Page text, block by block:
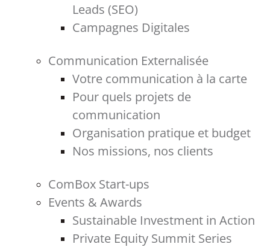
Leads (SEO)
Campagnes Digitales
Communication Externalisée
Votre communication à la carte
Pour quels projets de
communication
Organisation pratique et budget
Nos missions, nos clients
ComBox Start-ups
Events & Awards
Sustainable Investment in Action
Private Equity Summit Series